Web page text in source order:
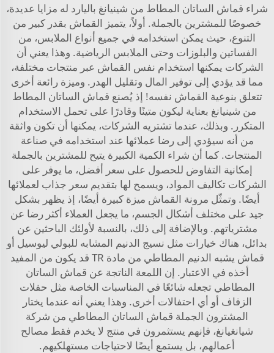
شراء قماش الساتان المطاط من شينيانغ باليارد له مزايا عديدة،
خصوصًا للمشترين بالجملة. أولاً، يتميز القماش بقدر كبير من
التنوع، حيث يمكن استخدامه في جميع أنواع الملابس، من
الفساتين والبلوزات وحتى الملابس الرياضية. وهذا يعني أن
الشركات يمكنها استخدام نفس القماش عبر منتجات مختلفة،
مما قد يؤدي إلى توفير المال وتقليل الهدر. وميزة رائعة أخرى
تتعلق بنوعية القماش نفسه! إذ يُصنع قماش الساتان المطاط
من شينيانغ بعناية ليكون متينًا وقادرًا على تحمل الاستخدام
المتكرر. وبذلك، عندما تشتريه الشركات، يمكنها أن تكون واثقة
من أنه سيؤدي إلى رضا عملائها عند استخدامه في صناعة
المنتجات. كما أن شراء الكمية الكبيرة يتيح للمشترين بالجملة
إمكانية التفاوض للحصول على سعر أفضل، ما يوفر على
الشركات تكاليف المواد، ويسمح لها بتقديم سعر جذاب لعملائها
أيضًا. وتمثّل مرونة القماش ميزة كبيرة أيضًا، إذ يظهر بشكل
جيد على مختلف أشكال الجسم، ما يجعل العملاء أكثر رضا عن
مشترياتهم. وبالإضافة إلى ذلك، بالنسبة لأولئك الباحثين عن
بدائل، هناك خيارات مثل نسيج الدنيم المشابه للبولي ليوسيل أو
قماش يشبه الدنيم المطاطي من مادة TR
قد يكون من المفيد
أخذه في الاعتبار. إن اللمعة الناتجة عن قماش الساتان
المطاطي تجعله شائعًا في المناسبات الخاصة مثل حفلات
الزفاف أو أي احتفالات أخرى. وهذا يعني أنه عندما يختار
المشترون الجملة قماش الساتان المطاطي من شركة
شيانغيانغ، فإنهم يستثمرون في منتج لا يخدم فقط مصالح
أعمالهم، بل يستمع أيضًا لاحتياجات مستهلكيهم.